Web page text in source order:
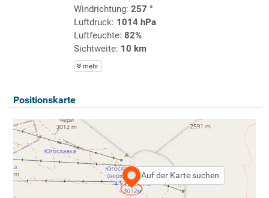
Windrichtung: 257 °
Luftdruck: 1014 hPa
Luftfeuchte: 82%
Sichtweite: 10 km
mehr
Positionskarte
Auf der Karte suchen